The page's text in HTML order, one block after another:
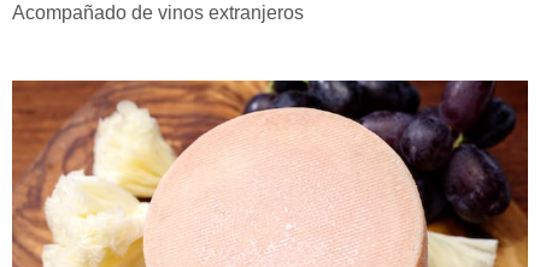
Acompañado de vinos extranjeros